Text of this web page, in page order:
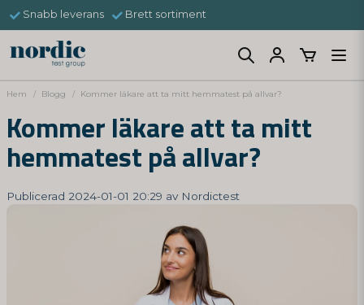
Snabb leverans Brett sortiment
Hem Blogg Kommer läkare att ta mitt hemmatest på allvar?
Kommer läkare att ta mitt
hemmatest på allvar?
Publicerad 2024-01-01 20:29 av Nordictest